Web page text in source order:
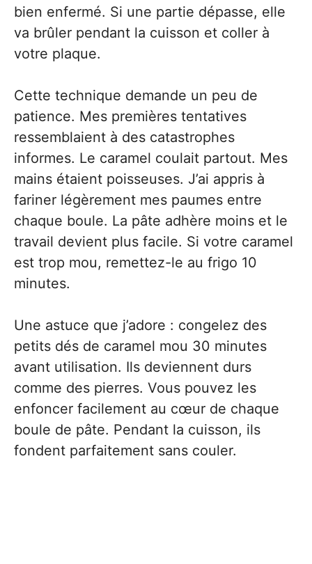
bien enfermé. Si une partie dépasse, elle
va brûler pendant la cuisson et coller à
votre plaque.
Cette technique demande un peu de
patience. Mes premières tentatives
ressemblaient à des catastrophes
informes. Le caramel coulait partout. Mes
mains étaient poisseuses. J’ai appris à
fariner légèrement mes paumes entre
chaque boule. La pâte adhère moins et le
travail devient plus facile. Si votre caramel
est trop mou, remettez-le au frigo 10
minutes.
Une astuce que j’adore : congelez des
petits dés de caramel mou 30 minutes
avant utilisation. Ils deviennent durs
comme des pierres. Vous pouvez les
enfoncer facilement au cœur de chaque
boule de pâte. Pendant la cuisson, ils
fondent parfaitement sans couler.